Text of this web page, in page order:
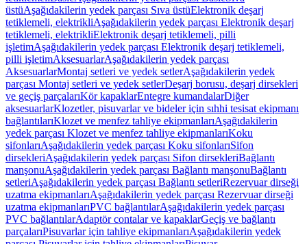
üstüAşağıdakilerin yedek parçası Sıva üstüElektronik deşarj
tetiklemeli, elektrikliAşağıdakilerin yedek parçası Elektronik deşarj
tetiklemeli, elektrikliElektronik deşarj tetiklemeli, pilli
işletimAşağıdakilerin yedek parçası Elektronik deşarj tetiklemeli,
pilli işletimAksesuarlarAşağıdakilerin yedek parçası
AksesuarlarMontaj setleri ve yedek setlerAşağıdakilerin yedek
parçası Montaj setleri ve yedek setlerDeşarj borusu, deşarj dirsekleri
ve geçiş parçalarıKör kapaklarEntegre kumandalarDiğer
aksesuarlarKlozetler, pisuvarlar ve bideler için sıhhi tesisat ekipmanı
bağlantılarıKlozet ve menfez tahliye ekipmanlarıAşağıdakilerin
yedek parçası Klozet ve menfez tahliye ekipmanlarıKoku
sifonlarıAşağıdakilerin yedek parçası Koku sifonlarıSifon
dirsekleriAşağıdakilerin yedek parçası Sifon dirsekleriBağlantı
manşonuAşağıdakilerin yedek parçası Bağlantı manşonuBağlantı
setleriAşağıdakilerin yedek parçası Bağlantı setleriRezervuar dirseği
uzatma ekipmanlarıAşağıdakilerin yedek parçası Rezervuar dirseği
uzatma ekipmanlarıPVC bağlantılarAşağıdakilerin yedek parçası
PVC bağlantılarAdaptör contalar ve kapaklarGeçiş ve bağlantı
parçalarıPisuvarlar için tahliye ekipmanlarıAşağıdakilerin yedek